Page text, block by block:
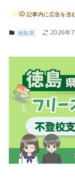
記事内に広告を含
徳島県 2026年